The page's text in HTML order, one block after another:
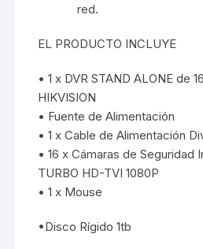
red.
EL PRODUCTO INCLUYE
• 1 x DVR STAND ALONE de
HIKVISION
• Fuente de Alimentación
• 1 x Cable de Alimentación
• 16 x Cámaras de Seguridad
TURBO HD-TVI 1080P
• 1 x Mouse
•Disco Rígido 1tb